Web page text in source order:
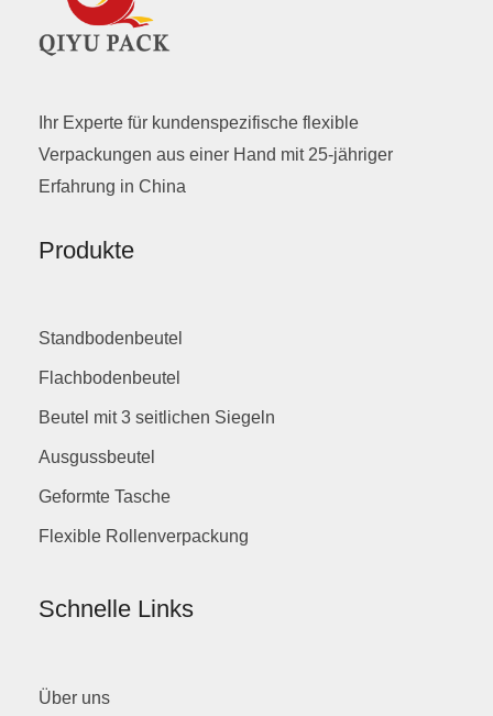
Ihr Experte für kundenspezifische flexible
Verpackungen aus einer Hand mit 25-jähriger
Erfahrung in China
Produkte
Standbodenbeutel
Flachbodenbeutel
Beutel mit 3 seitlichen Siegeln
Ausgussbeutel
Geformte Tasche
Flexible Rollenverpackung
Schnelle Links
Über uns